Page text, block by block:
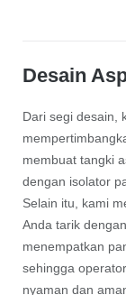
Desain
Dari segi desain,
membuat tangki
dengan isolator
Selain itu, kami
Anda tarik
menempatkan
sehingga
nyaman dan